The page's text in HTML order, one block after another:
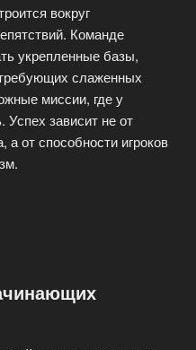
вокруг
Команде
укрепленные базы,
слаженных
миссии, где у
Успех зависит не от
а от способности игроков